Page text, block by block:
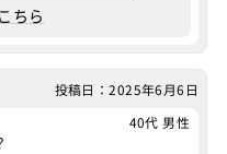
ちら
投稿日：2025年6月6日
40代 男性